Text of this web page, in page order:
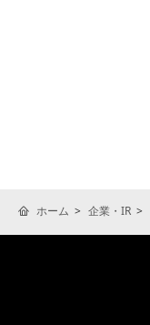
ホーム 企業・IR